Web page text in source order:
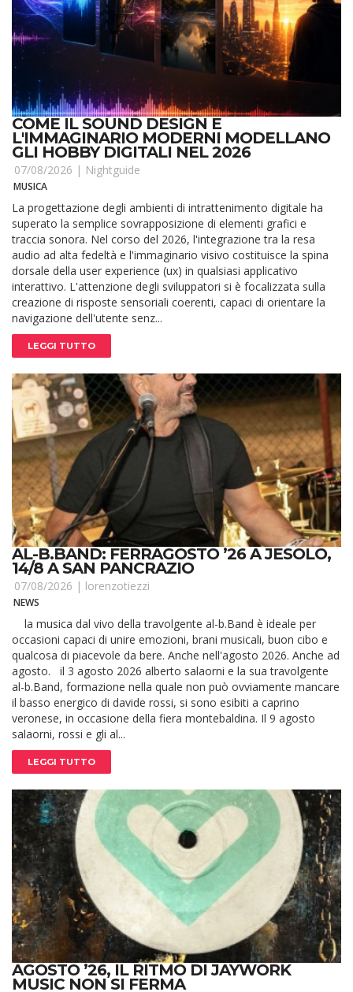
COME IL SOUND DESIGN E
L'IMMAGINARIO MODERNI MODELLANO
GLI HOBBY DIGITALI NEL 2026
07/08/2026 | Nightguide
MUSICA
La progettazione degli ambienti di intrattenimento digitale ha
superato la semplice sovrapposizione di elementi grafici e
traccia sonora. Nel corso del 2026, l'integrazione tra la resa
audio ad alta fedeltà e l'immaginario visivo costituisce la spina
dorsale della user experience (ux) in qualsiasi applicativo
interattivo. L'attenzione degli sviluppatori si è focalizzata sulla
creazione di risposte sensoriali coerenti, capaci di orientare la
navigazione dell'utente senz...
LEGGI TUTTO
AL-B.BAND: FERRAGOSTO ’26 A JESOLO,
14/8 A SAN PANCRAZIO
07/08/2026 | lorenzotiezzi
NEWS
la musica dal vivo della travolgente al-b.Band è ideale per
occasioni capaci di unire emozioni, brani musicali, buon cibo e
qualcosa di piacevole da bere. Anche nell'agosto 2026. Anche ad
agosto. il 3 agosto 2026 alberto salaorni e la sua travolgente
al-b.Band, formazione nella quale non può ovviamente mancare
il basso energico di davide rossi, si sono esibiti a caprino
veronese, in occasione della fiera montebaldina. Il 9 agosto
salaorni, rossi e gli al...
LEGGI TUTTO
AGOSTO ’26, IL RITMO DI JAYWORK
MUSIC NON SI FERMA